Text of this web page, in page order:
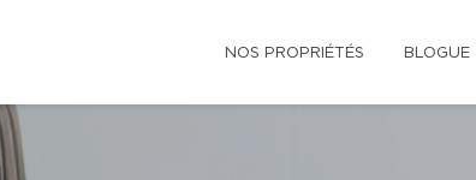
NOS PROPRIÉTÉS BLOGUE